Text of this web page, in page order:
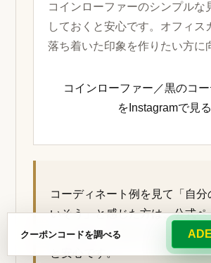
コインローファーのシンプルな
しておくと安心です。オフィス
落ち着いた印象を作りたい方に
コインローファー／黒のコ
をInstagramで見る
コーディネート例を見て「自分
いそう」と感じた方は、公式ペ
ズ、在庫、交換条件を確認し
と安心です。
クーポンコードを調べる